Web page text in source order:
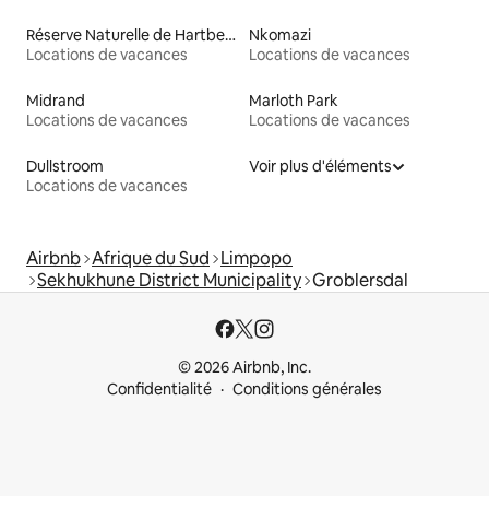
Réserve Naturelle de Hartbeespoort
Locations de vacances
Nkomazi
Locations de vacances
Midrand
Locations de vacances
Marloth Park
Locations de vacances
Dullstroom
Locations de vacances
Voir plus d'éléments
Airbnb Afrique du Sud Limpopo
Sekhukhune District Municipality Groblersdal
© 2026 Airbnb, Inc.
Confidentialité
Conditions générales